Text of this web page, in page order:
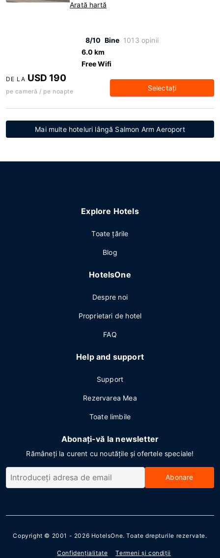
Arată hartă
8/10 Bine 1013 opinii
6.0 km
Free Wifi
DE LA USD 190
pe cameră / pe noapte Selectaţi
Mai multe hoteluri lângă Salmon Arm Aeroport
Explore Hotels
Toate ţările
Blog
HotelsOne
Despre noi
Proprietari de hotel
FAQ
Help and support
Support
Rezervarea Mea
Toate limbile
Abonați-vă la newsletter
Rămâneți la curent cu noutățile și ofertele speciale!
Abonare
Copyright © 2001 - 2026 HotelsOne. Toate drepturile rezervate.
Confidenţialitate Termeni şi condiţii